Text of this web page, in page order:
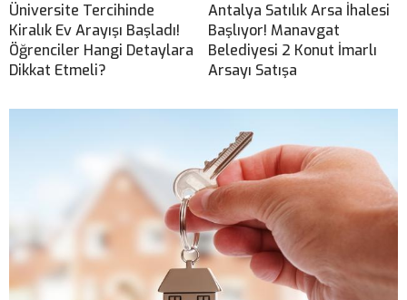
Üniversite Tercihinde
Kiralık Ev Arayışı Başladı!
Öğrenciler Hangi Detaylara
Dikkat Etmeli?
Antalya Satılık Arsa İhalesi
Başlıyor! Manavgat
Belediyesi 2 Konut İmarlı
Arsayı Satışa